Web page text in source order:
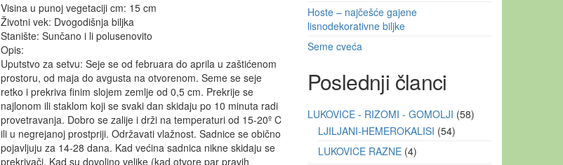
Visina u punoj vegetaciji cm: 15 cm
Životni vek: Dvogodišnja biljka
Stanište: Sunčano i li polusenovito
Opis:
Uputstvo za setvu: Seje se od februara do aprila u zaštićenom
prostoru, od maja do avgusta na otvorenom. Seme se seje
retko i prekriva finim slojem zemlje od 0,5 cm. Prekrije se
najlonom ili staklom koji se svaki dan skidaju po 10 minuta radi
provetravanja. Dobro se zalije i drži na temperaturi od 15-20º C
ili u negrejanoj prostpriji. Održavati vlažnost. Sadnice se obično
pojavljuju za 14-28 dana. Kad većina sadnica nikne skidaju se
prekrivači. Kad su dovoljno velike (kad otvore par pravih
Hoste – najčešće gajene
lisnodekorativne biljke
Seme cveća
Poslednji članci
LUKOVICE - RIZOMI - GOMOLJI 58
LJILJANI-HEMEROKALISI 54
LUKOVICE RAZNE 4